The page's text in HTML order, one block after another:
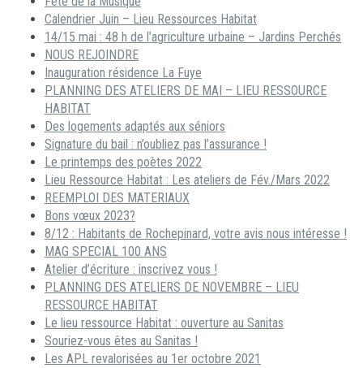
Calendrier Juin – Lieu Ressources Habitat
14/15 mai : 48 h de l’agriculture urbaine – Jardins Perchés
NOUS REJOINDRE
Inauguration résidence La Fuye
PLANNING DES ATELIERS DE MAI – LIEU RESSOURCE
HABITAT
Des logements adaptés aux séniors
Signature du bail : n’oubliez pas l’assurance !
Le printemps des poètes 2022
Lieu Ressource Habitat : Les ateliers de Fév./Mars 2022
REEMPLOI DES MATERIAUX
Bons vœux 2023?
8/12 : Habitants de Rochepinard, votre avis nous intéresse !
MAG SPECIAL 100 ANS
Atelier d’écriture : inscrivez vous !
PLANNING DES ATELIERS DE NOVEMBRE – LIEU
RESSOURCE HABITAT
Le lieu ressource Habitat : ouverture au Sanitas
Souriez-vous êtes au Sanitas !
Les APL revalorisées au 1er octobre 2021